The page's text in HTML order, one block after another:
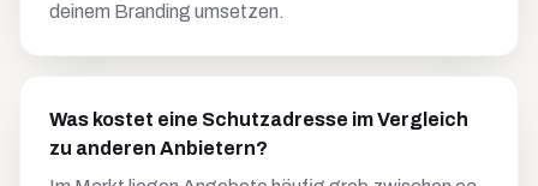
deinem Branding umsetzen.
Was kostet eine Schutzadresse im Vergleich
zu anderen Anbietern?